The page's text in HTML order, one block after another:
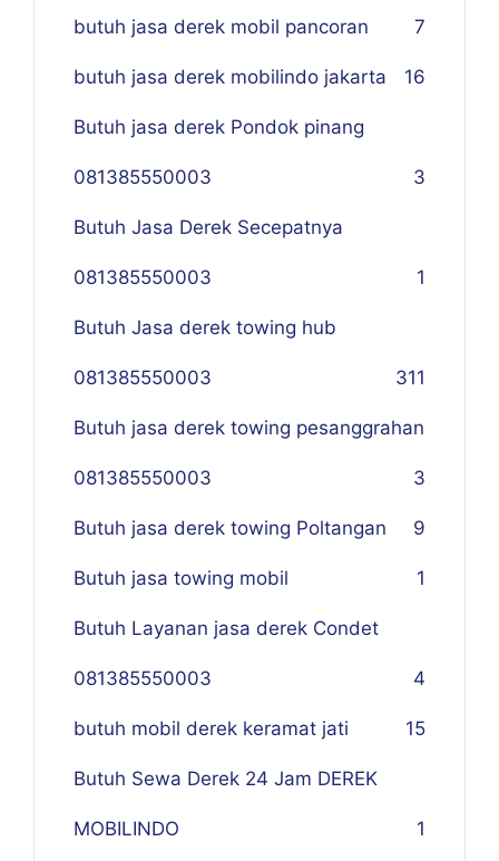
butuh jasa derek mobil pancoran 7
butuh jasa derek mobilindo jakarta 16
Butuh jasa derek Pondok pinang
081385550003 3
Butuh Jasa Derek Secepatnya
081385550003 1
Butuh Jasa derek towing hub
081385550003 311
Butuh jasa derek towing pesanggrahan
081385550003 3
Butuh jasa derek towing Poltangan 9
Butuh jasa towing mobil 1
Butuh Layanan jasa derek Condet
081385550003 4
butuh mobil derek keramat jati 15
Butuh Sewa Derek 24 Jam DEREK
MOBILINDO 1